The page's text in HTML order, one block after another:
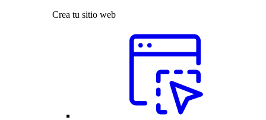
Crea tu sitio web